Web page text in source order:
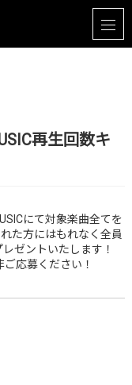
再生回数キ
にて対象楽曲全てを
た方にはもれなく全員
ゼントいたします！
応募ください！